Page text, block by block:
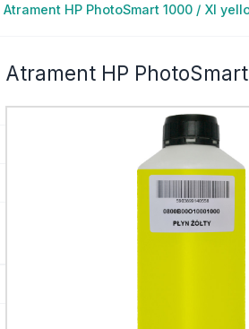
Atrament HP PhotoSmart 1000 / XI
Atrament HP